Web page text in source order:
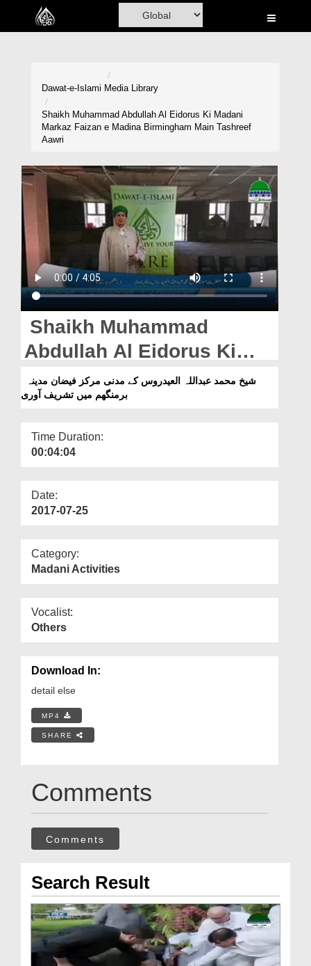
Home
Madani Channel
Volunteer Portal
Donation
Blog
Magazine
Our Websites
Dawat-e-Islami Media Library
Shaikh Muhammad Abdullah Al Eidorus Ki Madani
Markaz Faizan e Madina Birmingham Main Tashreef
Aawri
Shaikh Muhammad
Abdullah Al Eidorus Ki
Madani Markaz Faizan e
Madina Birmingham Main
برمنگھم میں تشریف آوری
Time Duration:
00:04:04
Date:
2017-07-25
Category:
Madani Activities
Vocalist:
Others
Download In:
detail else
MP4
SHARE
Comments
Comments
Search Result